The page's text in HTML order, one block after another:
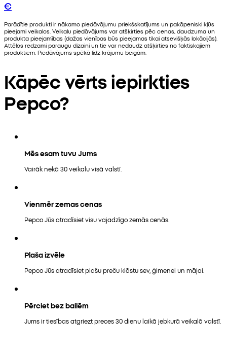
€
Parādītie produkti ir nākamo piedāvājumu priekšskatījums un pakāpeniski kļūs
pieejami veikalos. Veikalu piedāvājums var atšķirties pēc cenas, daudzuma un
produkta pieejamības (dažas vienības būs pieejamas tikai atsevišķās lokācijās).
Attēlos redzami paraugu dizaini un tie var nedaudz atšķirties no faktiskajiem
produktiem. Piedāvājums spēkā līdz krājumu beigām.
Kāpēc vērts iepirkties
Pepco?
Mēs esam tuvu Jums
Vairāk nekā 30 veikalu visā valstī.
Vienmēr zemas cenas
Pepco Jūs atradīsiet visu vajadzīgo zemās cenās.
Plaša izvēle
Pepco Jūs atradīsiet plašu preču klāstu sev, ģimenei un mājai.
Pērciet bez bailēm
Jums ir tiesības atgriezt preces 30 dienu laikā jebkurā veikalā valstī.